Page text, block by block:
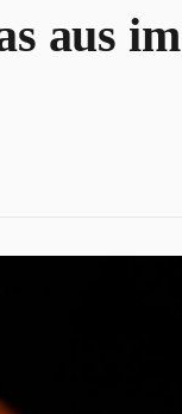
aus im